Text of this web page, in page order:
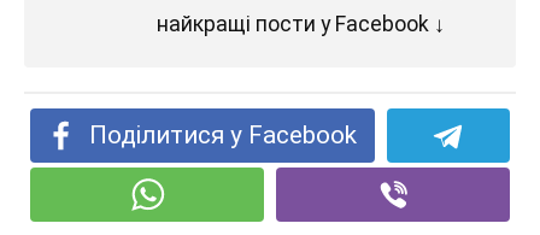
найкращі пости у Facebook ↓
Поділитися у Facebook